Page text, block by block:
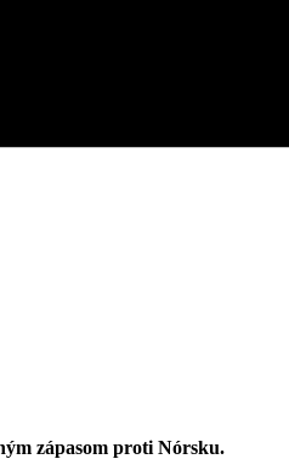
zápasom proti Nórsku.